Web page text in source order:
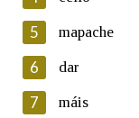
Lin e acepto
Introduce o
5 mapache
6 dar
7 máis